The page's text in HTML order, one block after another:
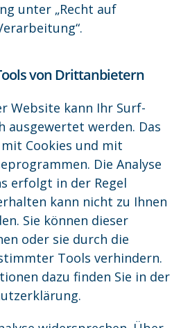
unter „Recht auf
von Drittanbietern
Website kann Ihr Surf-
ausgewertet werden. Das
Cookies und mit
Die Analyse
erfolgt in der Regel
kann nicht zu Ihnen
Sie können dieser
oder sie durch die
Tools verhindern.
dazu finden Sie in der